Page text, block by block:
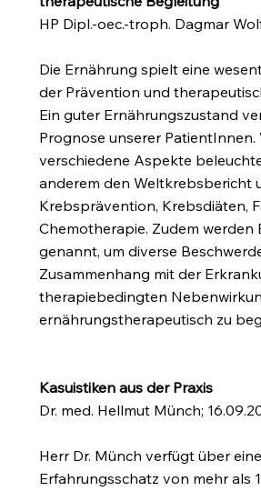
HP Dipl.-oec.-troph. Dagmar
Die Ernährung spielt eine
der Prävention und
Ein guter Ernährungszustand
Prognose unserer PatientInnen.
verschiedene Aspekte
anderem den Weltkrebsbericht
Krebsprävention, Krebsdiäten,
Chemotherapie. Zudem werden
genannt, um diverse
Zusammenhang mit der
therapiebedingten
ernährungstherapeutisch zu
Kasuistiken aus der Praxis
Dr. med. Hellmut Münch;
Herr Dr. Münch verfügt über
Erfahrungsschatz von mehr als